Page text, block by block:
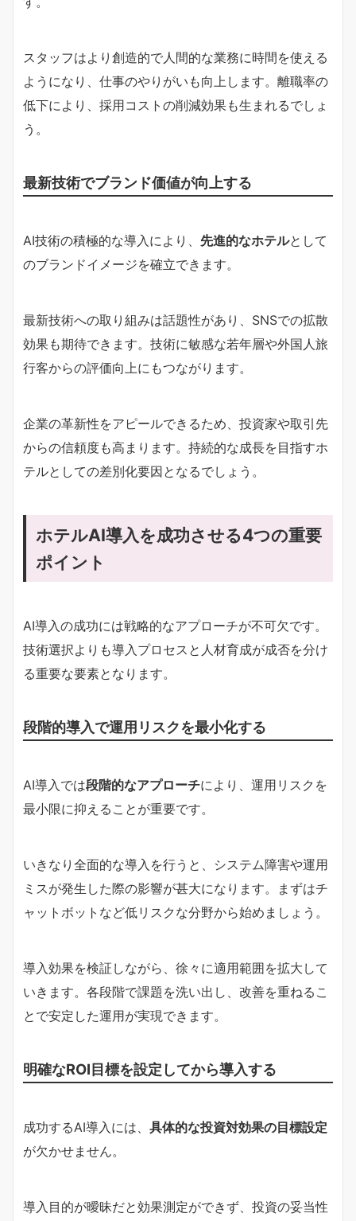
スタッフはより創造的で人間的な業務に時間を使える
ようになり、仕事のやりがいも向上します。離職率の
低下により、採用コストの削減効果も生まれるでしょ
う。
最新技術でブランド価値が向上する
AI技術の積極的な導入により、 先進的なホテルとして
のブランドイメージを確立できます。
最新技術への取り組みは話題性があり、SNSでの拡散
効果も期待できます。技術に敏感な若年層や外国人旅
行客からの評価向上にもつながります。
企業の革新性をアピールできるため、投資家や取引先
からの信頼度も高まります。持続的な成長を目指すホ
テルとしての差別化要因となるでしょう。
ホテルAI導入を成功させる4つの重要
ポイント
AI導入の成功には戦略的なアプローチが不可欠です。
技術選択よりも導入プロセスと人材育成が成否を分け
る重要な要素となります。
段階的導入で運用リスクを最小化する
AI導入では段階的なアプローチにより、運用リスクを
最小限に抑えることが重要です。
いきなり全面的な導入を行うと、システム障害や運用
ミスが発生した際の影響が甚大になります。まずはチ
ャットボットなど低リスクな分野から始めましょう。
導入効果を検証しながら、徐々に適用範囲を拡大して
いきます。各段階で課題を洗い出し、改善を重ねるこ
とで安定した運用が実現できます。
明確なROI目標を設定してから導入する
成功するAI導入には、 具体的な投資対効果の目標設定
が欠かせません。
導入目的が曖昧だと効果測定ができず、投資の妥当性